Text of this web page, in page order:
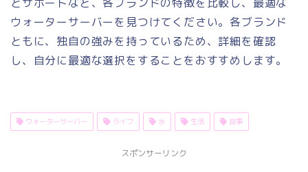
ウォーターサーバーを見つけてください。各ブランド
ともに、独自の強みを持っているため、詳細を確認
し、自分に最適な選択をすることをおすすめします。
ウォーターサーバー ライフ 水 生活 食事
スポンサーリンク